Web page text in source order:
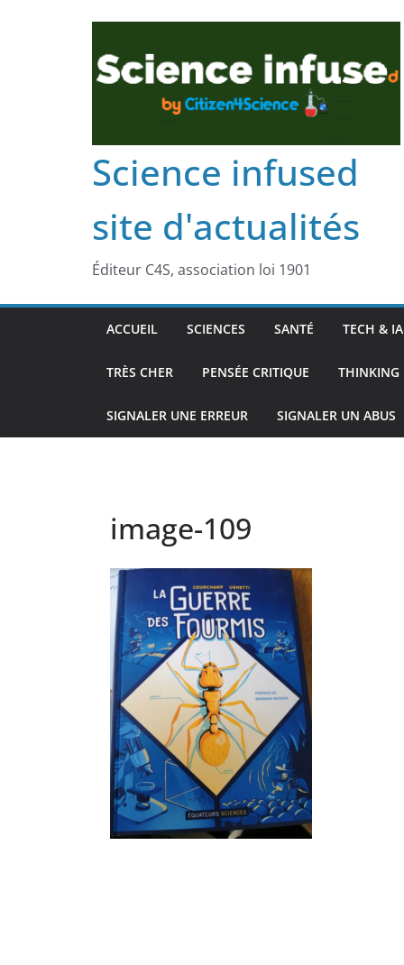
Science infused
site d'actualités
Éditeur C4S, association loi 1901
ACCUEIL SCIENCES SANTÉ TECH & IA
TRÈS CHER PENSÉE CRITIQUE THINKING
SIGNALER UNE ERREUR SIGNALER UN ABUS
image-109